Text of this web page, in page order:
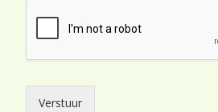
Verstuur